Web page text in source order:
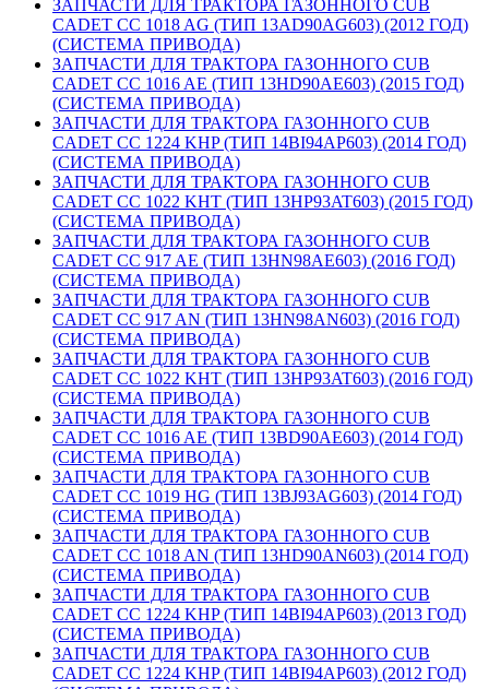
ЗАПЧАСТИ ДЛЯ ТРАКТОРА ГАЗОННОГО CUB
CADET CC 1018 AG (ТИП 13AD90AG603) (2012 ГОД)
(СИСТЕМА ПРИВОДА)
ЗАПЧАСТИ ДЛЯ ТРАКТОРА ГАЗОННОГО CUB
CADET CC 1016 AE (ТИП 13HD90AE603) (2015 ГОД)
(СИСТЕМА ПРИВОДА)
ЗАПЧАСТИ ДЛЯ ТРАКТОРА ГАЗОННОГО CUB
CADET CC 1224 KHP (ТИП 14BI94AP603) (2014 ГОД)
(СИСТЕМА ПРИВОДА)
ЗАПЧАСТИ ДЛЯ ТРАКТОРА ГАЗОННОГО CUB
CADET CC 1022 KHT (ТИП 13HP93AT603) (2015 ГОД)
(СИСТЕМА ПРИВОДА)
ЗАПЧАСТИ ДЛЯ ТРАКТОРА ГАЗОННОГО CUB
CADET CC 917 AE (ТИП 13HN98AE603) (2016 ГОД)
(СИСТЕМА ПРИВОДА)
ЗАПЧАСТИ ДЛЯ ТРАКТОРА ГАЗОННОГО CUB
CADET CC 917 AN (ТИП 13HN98AN603) (2016 ГОД)
(СИСТЕМА ПРИВОДА)
ЗАПЧАСТИ ДЛЯ ТРАКТОРА ГАЗОННОГО CUB
CADET CC 1022 KHT (ТИП 13HP93AT603) (2016 ГОД)
(СИСТЕМА ПРИВОДА)
ЗАПЧАСТИ ДЛЯ ТРАКТОРА ГАЗОННОГО CUB
CADET CC 1016 AE (ТИП 13BD90AE603) (2014 ГОД)
(СИСТЕМА ПРИВОДА)
ЗАПЧАСТИ ДЛЯ ТРАКТОРА ГАЗОННОГО CUB
CADET CC 1019 HG (ТИП 13BJ93AG603) (2014 ГОД)
(СИСТЕМА ПРИВОДА)
ЗАПЧАСТИ ДЛЯ ТРАКТОРА ГАЗОННОГО CUB
CADET CC 1018 AN (ТИП 13HD90AN603) (2014 ГОД)
(СИСТЕМА ПРИВОДА)
ЗАПЧАСТИ ДЛЯ ТРАКТОРА ГАЗОННОГО CUB
CADET CC 1224 KHP (ТИП 14BI94AP603) (2013 ГОД)
(СИСТЕМА ПРИВОДА)
ЗАПЧАСТИ ДЛЯ ТРАКТОРА ГАЗОННОГО CUB
CADET CC 1224 KHP (ТИП 14BI94AP603) (2012 ГОД)